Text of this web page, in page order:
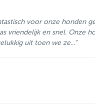
voor onze honden
vriendelijk en snel. Onze
uit toen we ze..."